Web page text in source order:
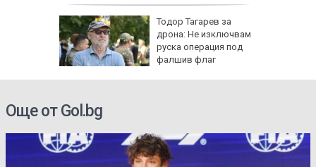
Тодор Тагарев за
дрона: Не изключвам
руска операция под
фалшив флаг
Още от Gol.bg